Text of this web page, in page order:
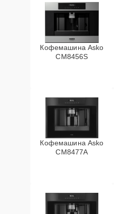
Кофемашина Asko
CM8456S
Кофемашина Asko
СМ8477А